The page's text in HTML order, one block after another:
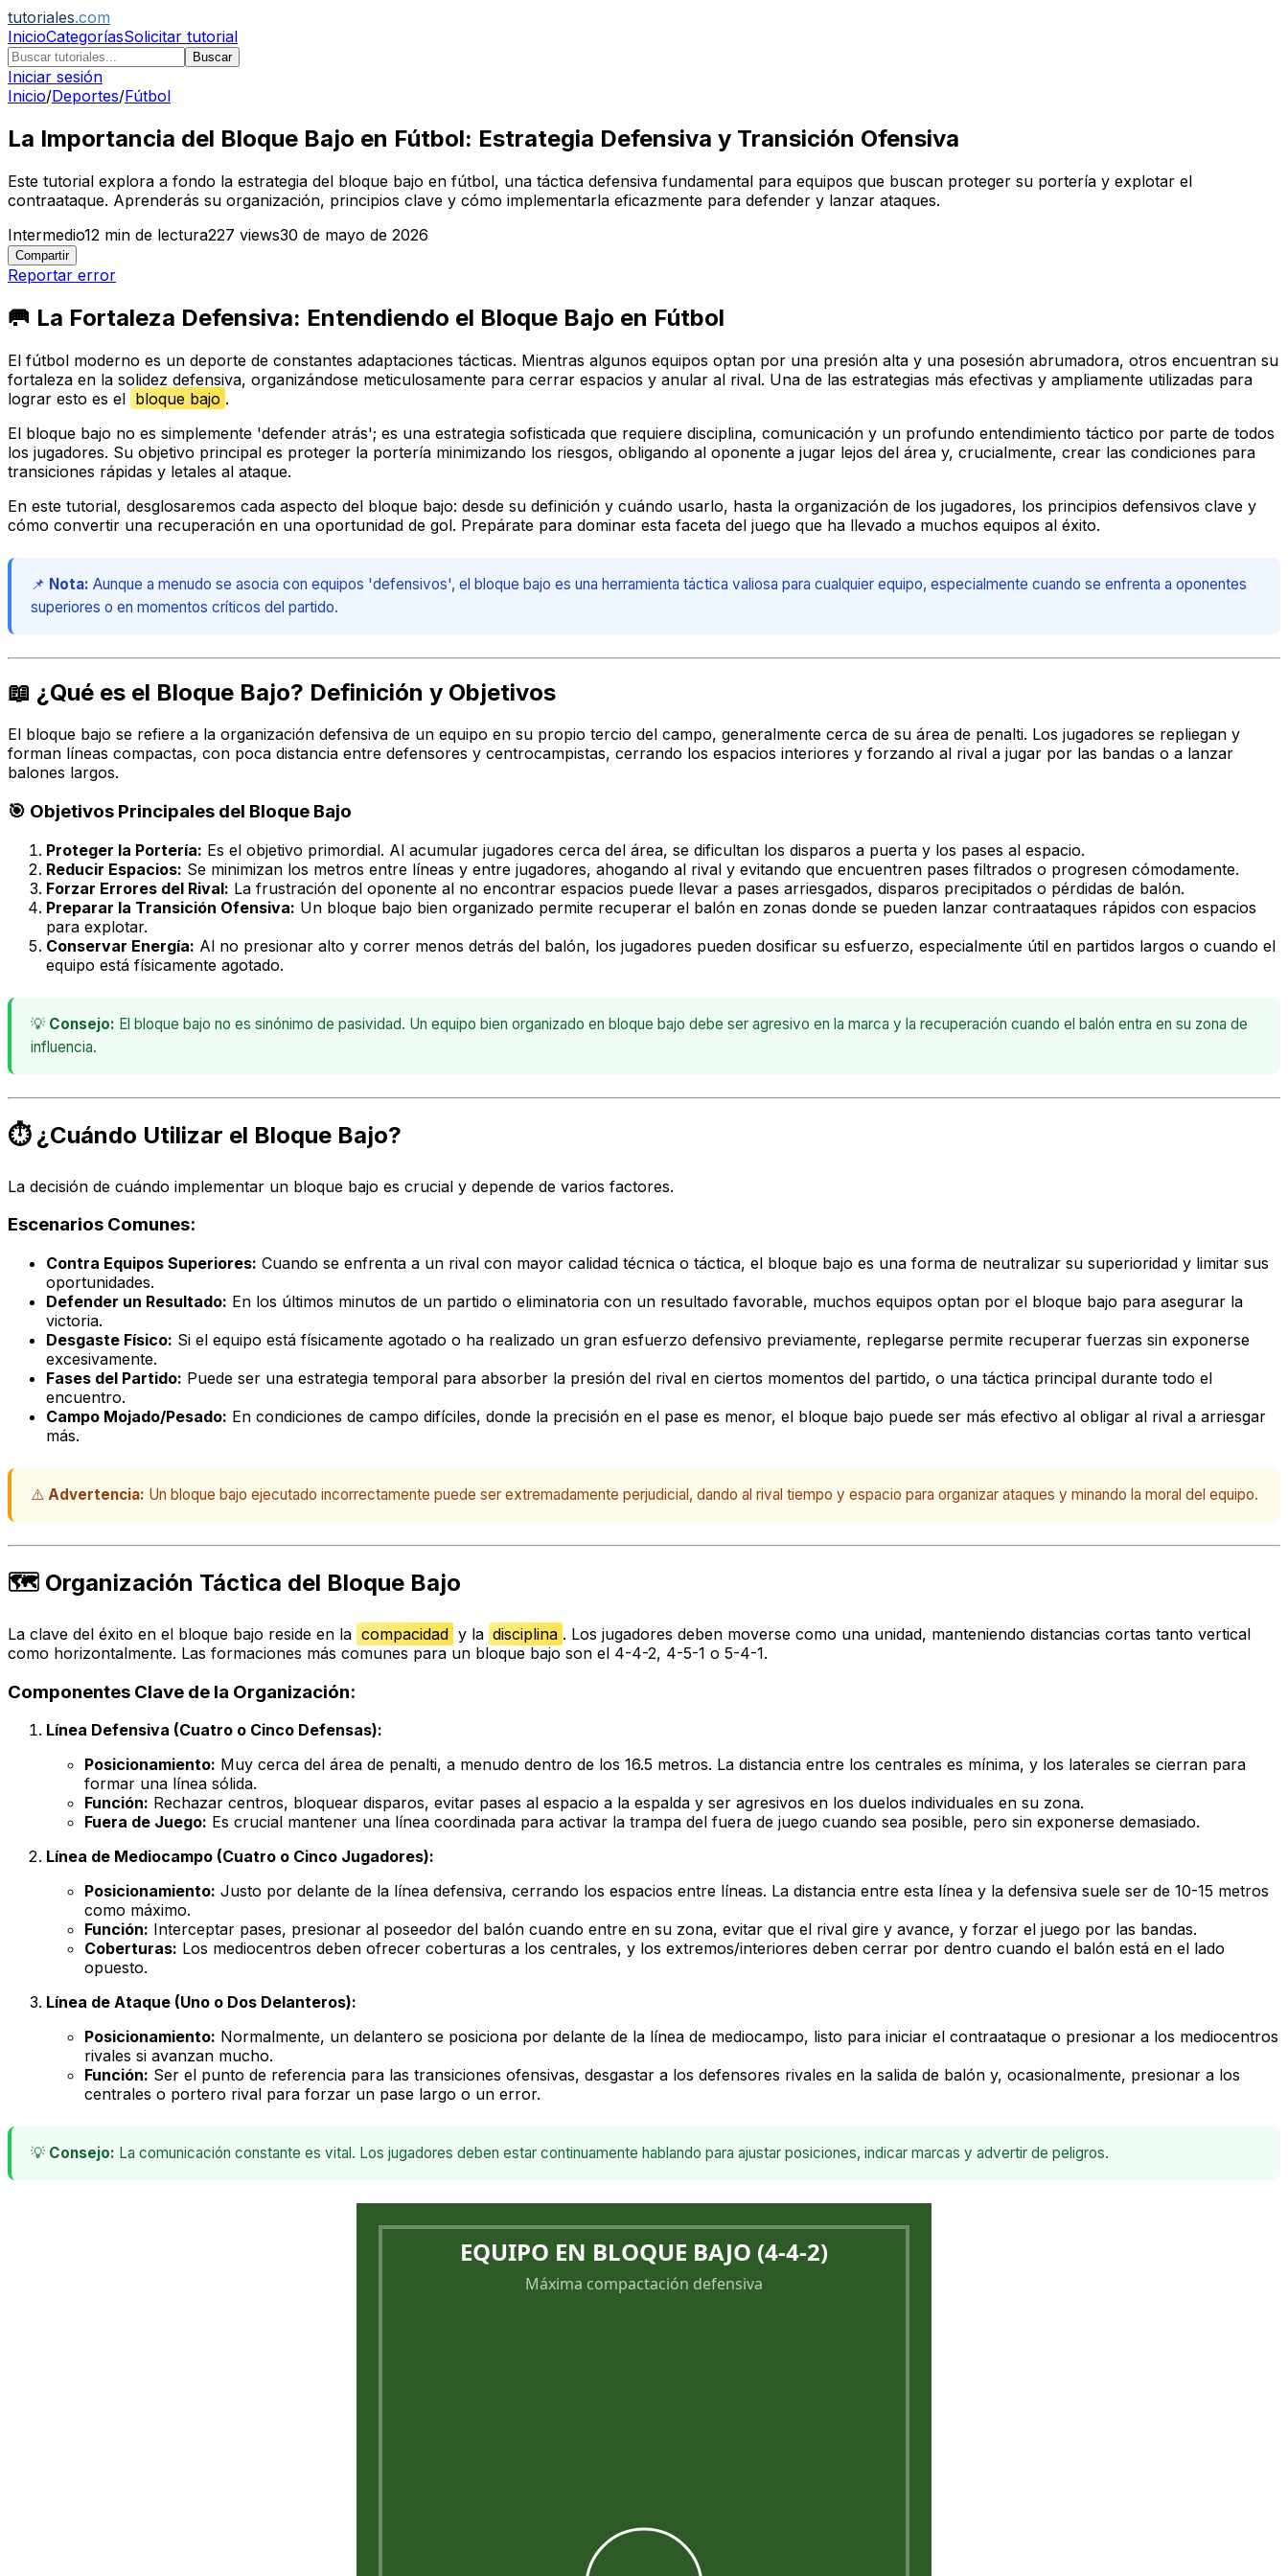
tutoriales.com
InicioCategoríasSolicitar tutorial
Buscar
Iniciar sesión
Inicio/Deportes/Fútbol
La Importancia del Bloque Bajo en Fútbol: Estrategia Defensiva y Transición Ofensiva
Este tutorial explora a fondo la estrategia del bloque bajo en fútbol, una táctica defensiva fundamental para equipos que buscan proteger su portería y explotar el
contraataque. Aprenderás su organización, principios clave y cómo implementarla eficazmente para defender y lanzar ataques.
Intermedio12 min de lectura227 views30 de mayo de 2026
Compartir
Reportar error
🥅 La Fortaleza Defensiva: Entendiendo el Bloque Bajo en Fútbol
El fútbol moderno es un deporte de constantes adaptaciones tácticas. Mientras algunos equipos optan por una presión alta y una posesión abrumadora, otros encuentran su
fortaleza en la solidez defensiva, organizándose meticulosamente para cerrar espacios y anular al rival. Una de las estrategias más efectivas y ampliamente utilizadas para
lograr esto es el bloque bajo .
El bloque bajo no es simplemente 'defender atrás'; es una estrategia sofisticada que requiere disciplina, comunicación y un profundo entendimiento táctico por parte de todos
los jugadores. Su objetivo principal es proteger la portería minimizando los riesgos, obligando al oponente a jugar lejos del área y, crucialmente, crear las condiciones para
transiciones rápidas y letales al ataque.
En este tutorial, desglosaremos cada aspecto del bloque bajo: desde su definición y cuándo usarlo, hasta la organización de los jugadores, los principios defensivos clave y
cómo convertir una recuperación en una oportunidad de gol. Prepárate para dominar esta faceta del juego que ha llevado a muchos equipos al éxito.
📌 Nota: Aunque a menudo se asocia con equipos 'defensivos', el bloque bajo es una herramienta táctica valiosa para cualquier equipo, especialmente cuando se enfrenta a oponentes
superiores o en momentos críticos del partido.
📖 ¿Qué es el Bloque Bajo? Definición y Objetivos
El bloque bajo se refiere a la organización defensiva de un equipo en su propio tercio del campo, generalmente cerca de su área de penalti. Los jugadores se repliegan y
forman líneas compactas, con poca distancia entre defensores y centrocampistas, cerrando los espacios interiores y forzando al rival a jugar por las bandas o a lanzar
balones largos.
🎯 Objetivos Principales del Bloque Bajo
Proteger la Portería: Es el objetivo primordial. Al acumular jugadores cerca del área, se dificultan los disparos a puerta y los pases al espacio.
Reducir Espacios: Se minimizan los metros entre líneas y entre jugadores, ahogando al rival y evitando que encuentren pases filtrados o progresen cómodamente.
Forzar Errores del Rival: La frustración del oponente al no encontrar espacios puede llevar a pases arriesgados, disparos precipitados o pérdidas de balón.
Preparar la Transición Ofensiva: Un bloque bajo bien organizado permite recuperar el balón en zonas donde se pueden lanzar contraataques rápidos con espacios
para explotar.
Conservar Energía: Al no presionar alto y correr menos detrás del balón, los jugadores pueden dosificar su esfuerzo, especialmente útil en partidos largos o cuando el
equipo está físicamente agotado.
💡 Consejo: El bloque bajo no es sinónimo de pasividad. Un equipo bien organizado en bloque bajo debe ser agresivo en la marca y la recuperación cuando el balón entra en su zona de
influencia.
⏱️ ¿Cuándo Utilizar el Bloque Bajo?
La decisión de cuándo implementar un bloque bajo es crucial y depende de varios factores.
Escenarios Comunes:
Contra Equipos Superiores: Cuando se enfrenta a un rival con mayor calidad técnica o táctica, el bloque bajo es una forma de neutralizar su superioridad y limitar sus
oportunidades.
Defender un Resultado: En los últimos minutos de un partido o eliminatoria con un resultado favorable, muchos equipos optan por el bloque bajo para asegurar la
victoria.
Desgaste Físico: Si el equipo está físicamente agotado o ha realizado un gran esfuerzo defensivo previamente, replegarse permite recuperar fuerzas sin exponerse
excesivamente.
Fases del Partido: Puede ser una estrategia temporal para absorber la presión del rival en ciertos momentos del partido, o una táctica principal durante todo el
encuentro.
Campo Mojado/Pesado: En condiciones de campo difíciles, donde la precisión en el pase es menor, el bloque bajo puede ser más efectivo al obligar al rival a arriesgar
más.
⚠️ Advertencia: Un bloque bajo ejecutado incorrectamente puede ser extremadamente perjudicial, dando al rival tiempo y espacio para organizar ataques y minando la moral del equipo.
🗺️ Organización Táctica del Bloque Bajo
La clave del éxito en el bloque bajo reside en la compacidad y la disciplina . Los jugadores deben moverse como una unidad, manteniendo distancias cortas tanto vertical
como horizontalmente. Las formaciones más comunes para un bloque bajo son el 4-4-2, 4-5-1 o 5-4-1.
Componentes Clave de la Organización:
Línea Defensiva (Cuatro o Cinco Defensas):
Posicionamiento: Muy cerca del área de penalti, a menudo dentro de los 16.5 metros. La distancia entre los centrales es mínima, y los laterales se cierran para
formar una línea sólida.
Función: Rechazar centros, bloquear disparos, evitar pases al espacio a la espalda y ser agresivos en los duelos individuales en su zona.
Fuera de Juego: Es crucial mantener una línea coordinada para activar la trampa del fuera de juego cuando sea posible, pero sin exponerse demasiado.
Línea de Mediocampo (Cuatro o Cinco Jugadores):
Posicionamiento: Justo por delante de la línea defensiva, cerrando los espacios entre líneas. La distancia entre esta línea y la defensiva suele ser de 10-15 metros
como máximo.
Función: Interceptar pases, presionar al poseedor del balón cuando entre en su zona, evitar que el rival gire y avance, y forzar el juego por las bandas.
Coberturas: Los mediocentros deben ofrecer coberturas a los centrales, y los extremos/interiores deben cerrar por dentro cuando el balón está en el lado
opuesto.
Línea de Ataque (Uno o Dos Delanteros):
Posicionamiento: Normalmente, un delantero se posiciona por delante de la línea de mediocampo, listo para iniciar el contraataque o presionar a los mediocentros
rivales si avanzan mucho.
Función: Ser el punto de referencia para las transiciones ofensivas, desgastar a los defensores rivales en la salida de balón y, ocasionalmente, presionar a los
centrales o portero rival para forzar un pase largo o un error.
💡 Consejo: La comunicación constante es vital. Los jugadores deben estar continuamente hablando para ajustar posiciones, indicar marcas y advertir de peligros.
EQUIPO EN BLOQUE BAJO (4-4-2)
Máxima compactación defensiva